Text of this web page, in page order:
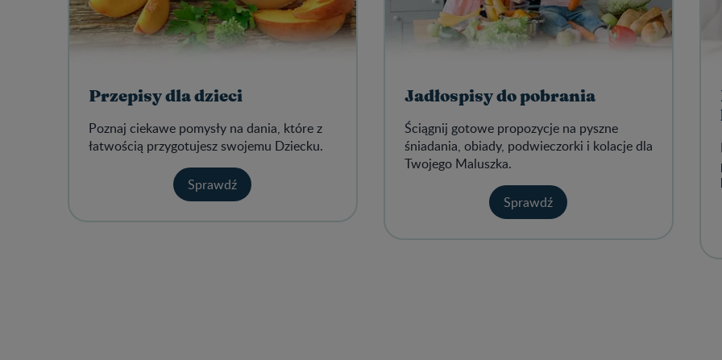
Przepisy dla dzieci
Poznaj ciekawe pomysły na dania, które z
łatwością przygotujesz swojemu Dziecku.
Sprawdź
Jadłospisy do pobrania
Ściągnij gotowe propozycje na pyszne
śniadania, obiady, podwieczorki i kolacje dla
Twojego Maluszka.
Sprawdź